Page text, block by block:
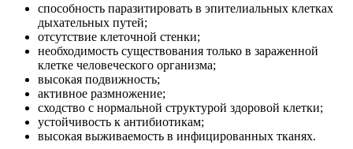
способность паразитировать в эпителиальных клетках
дыхательных путей;
отсутствие клеточной стенки;
необходимость существования только в зараженной
клетке человеческого организма;
высокая подвижность;
активное размножение;
сходство с нормальной структурой здоровой клетки;
устойчивость к антибиотикам;
высокая выживаемость в инфицированных тканях.